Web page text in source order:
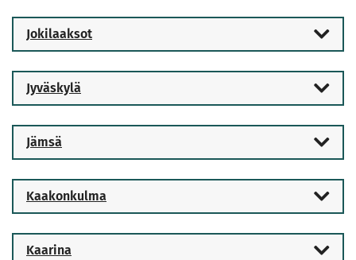
Jokilaaksot
Jyväskylä
Jämsä
Kaakonkulma
Kaarina